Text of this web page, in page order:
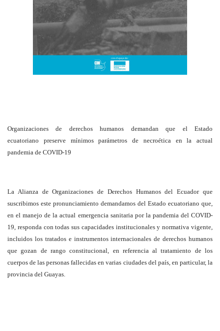
Organizaciones de derechos humanos demandan que el Estado
ecuatoriano preserve mínimos parámetros de necroética en la actual
pandemia de COVID-19
La Alianza de Organizaciones de Derechos Humanos del Ecuador que
suscribimos este pronunciamiento demandamos del Estado ecuatoriano que,
en el manejo de la actual emergencia sanitaria por la pandemia del COVID-
19, responda con todas sus capacidades institucionales y normativa vigente,
incluidos los tratados e instrumentos internacionales de derechos humanos
que gozan de rango constitucional, en referencia al tratamiento de los
cuerpos de las personas fallecidas en varias ciudades del país, en particular, la
provincia del Guayas.